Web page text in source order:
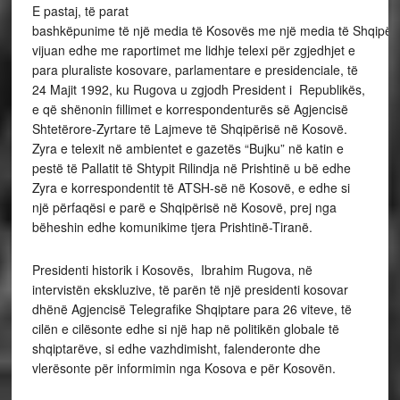
E pastaj, të parat
bashkëpunime të një media të Kosovës me një media të
vijuan edhe me raportimet me lidhje telexi për zgjedhjet e
para pluraliste kosovare, parlamentare e presidenciale, të
24 Majit 1992, ku Rugova u zgjodh President i Republikës,
e që shënonin fillimet e korrespondenturës së Agjencisë
Shtetërore-Zyrtare të Lajmeve të Shqipërisë në Kosovë.
Zyra e telexit në ambientet e gazetës “Bujku” në katin e
pestë të Pallatit të Shtypit Rilindja në Prishtinë u bë edhe
Zyra e korrespondentit të ATSH-së në Kosovë, e edhe si
një përfaqësi e parë e Shqipërisë në Kosovë, prej nga
bëheshin edhe komunikime tjera Prishtinë-Tiranë.
Presidenti historik i Kosovës, Ibrahim Rugova, në
intervistën ekskluzive, të parën të një presidenti kosovar
dhënë Agjencisë Telegrafike Shqiptare para 26 viteve, të
cilën e cilësonte edhe si një hap në politikën globale të
shqiptarëve, si edhe vazhdimisht, falenderonte dhe
vlerësonte për informimin nga Kosova e për Kosovën.